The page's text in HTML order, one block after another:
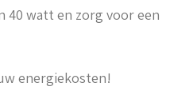
40 watt en zorg voor een
energiekosten!